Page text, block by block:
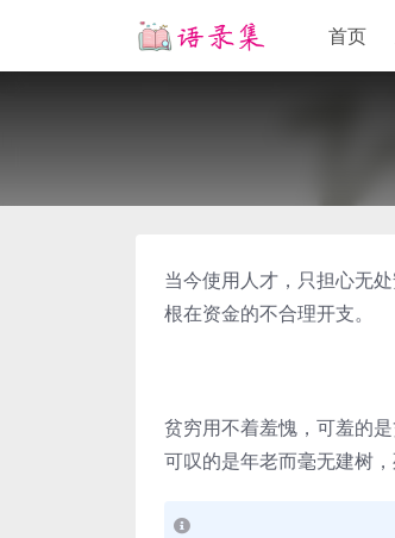
首页
当今使用人才，只担心无
根在资金的不合理开支。
贫穷用不着羞愧，可羞的
可叹的是年老而毫无建树